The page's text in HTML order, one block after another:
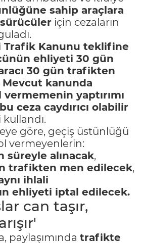
sahip araçlara
için cezaların
Trafik Kanunu teklifine
ehliyeti 30 gün
30 gün trafikten
kanunda
yaptırımı
ceza caydırıcı olabilir
göre, geçiş üstünlüğü
vermeyenlerin:
süreyle alınacak,
trafikten men edilecek,
ihlali
ehliyeti iptal edilecek.
can taşır,
paylaşımında trafikte